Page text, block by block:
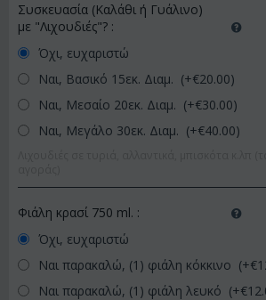
Συσκευασία (Καλάθι ή Γυάλινο)
με "Λιχουδιές"? :
Όχι, ευχαριστώ
Ναι, Βασικό 15εκ. Διαμ. (+€20.00)
Ναι, Μεσαίο 20εκ. Διαμ. (+€30.00)
Ναι, Μεγάλο 30εκ. Διαμ. (+€40.00)
Φιάλη κρασί 750 ml. :
Όχι, ευχαριστώ
Ναι παρακαλώ, (1) φιάλη κόκκινο (+€
Ναι παρακαλώ, (1) φιάλη λευκό (+€